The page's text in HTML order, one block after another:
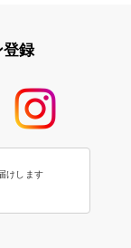
登録
けします